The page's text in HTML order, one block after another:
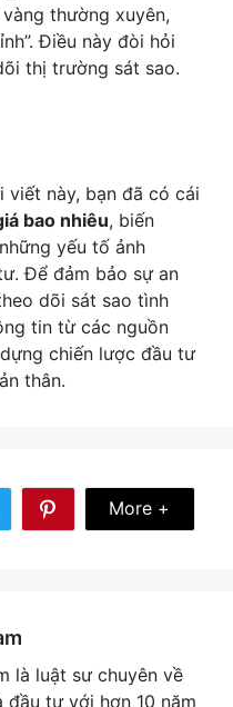
thường xuyên,
Điều này đòi hỏi
thị trường sát sao.
viết này, bạn đã có cái
bao nhiêu, biến
yếu tố ảnh
Để đảm bảo sự an
dõi sát sao tình
tin từ các nguồn
chiến lược đầu tư
thân.
Share
More +
là luật sư chuyên về
đầu tư với hơn 10 năm